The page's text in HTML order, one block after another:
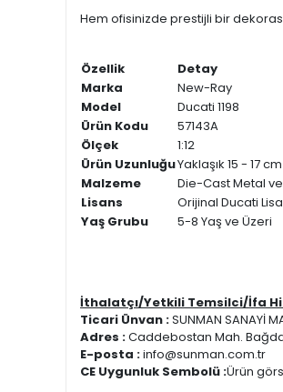
Hem ofisinizde prestijli bir
Özellik
Detay
Marka
New-Ray
Model
Ducati 1198
Ürün Kodu
57143A
Ölçek
1:12
Ürün UzunluğuYaklaşık 15 - 17 cm
Malzeme
Die-Cast Metal
Lisans
Orijinal Ducati
Yaş Grubu
5-8 Yaş ve Üzeri
İthalatçı/Yetkili Temsilci/İfa
Ticari Ünvan :SUNMAN SANAYİ
Adres :Caddebostan Mah.
E-posta :info@sunman.com.tr
CE Uygunluk Sembolü :Ürün